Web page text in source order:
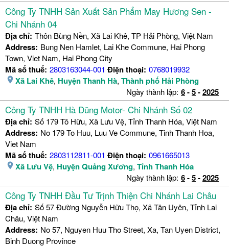
Công Ty TNHH Sản Xuất Sản Phẩm May Hương Sen -
Chi Nhánh 04
Địa chỉ: Thôn Bùng Nền, Xã Lai Khê, TP Hải Phòng, Việt Nam
Address: Bung Nen Hamlet, Lai Khe Commune, Hai Phong
Town, Viet Nam, Hai Phong City
Mã số thuế: 2803163044-001 Điện thoại: 0768019932
Xã Lai Khê, Huyện Thanh Hà, Thành phố Hải Phòng
Ngày thành lập: 6-5-2025
Công Ty TNHH Hà Dũng Motor- Chi Nhánh Số 02
Địa chỉ: Số 179 Tô Hữu, Xã Lưu Vệ, Tỉnh Thanh Hóa, Việt Nam
Address: No 179 To Huu, Luu Ve Commune, Tinh Thanh Hoa,
Viet Nam
Mã số thuế: 2803112811-001 Điện thoại: 0961665013
Xã Lưu Vệ, Huyện Quảng Xương, Tỉnh Thanh Hóa
Ngày thành lập: 6-5-2025
Công Ty TNHH Đầu Tư Trịnh Thiện Chi Nhánh Lai Châu
Địa chỉ: Số 57 Đường Nguyễn Hữu Thọ, Xã Tân Uyên, Tỉnh Lai
Châu, Việt Nam
Address: No 57, Nguyen Huu Tho Street, Xa, Tan Uyen District,
Binh Duong Province